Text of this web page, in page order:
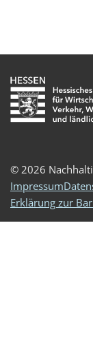
© 2026
Impressum
Erklärung zur